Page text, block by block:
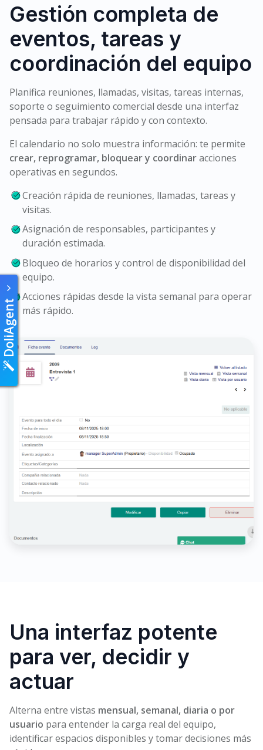
Gestión completa de
eventos, tareas y
coordinación del equipo
Planifica reuniones, llamadas, visitas, tareas internas,
soporte o seguimiento comercial desde una interfaz
pensada para trabajar rápido y con contexto.
El calendario no solo muestra información: te permite
crear, reprogramar, bloquear y coordinaracciones
operativas en segundos.
Creación rápida de reuniones, llamadas, tareas y
visitas.
Asignación de responsables, participantes y
duración estimada.
Bloqueo de horarios y control de disponibilidad del
equipo.
Acciones rápidas desde la vista semanal para operar
más rápido.
Una interfaz potente
para ver, decidir y
actuar
Alterna entre vistas mensual, semanal, diaria o por
usuario para entender la carga real del equipo,
identificar espacios disponibles y tomar decisiones más
DoliAgent